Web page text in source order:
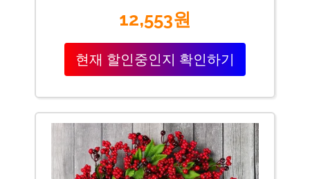
12,553원
현재 할인중인지 확인하기